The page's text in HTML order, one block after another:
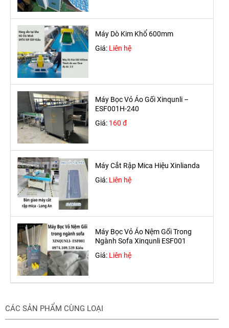
Máy Dò Kim Khổ 600mm
Giá: Liên hệ
Máy Bọc Vỏ Áo Gối Xinqunli –
ESF001H-240
Giá: 160 đ
Máy Cắt Rập Mica Hiệu Xinlianda
Giá: Liên hệ
Máy Bọc Vỏ Áo Nệm Gối Trong
Ngành Sofa Xinqunli ESF001
Giá: Liên hệ
CÁC SẢN PHẨM CÙNG LOẠI